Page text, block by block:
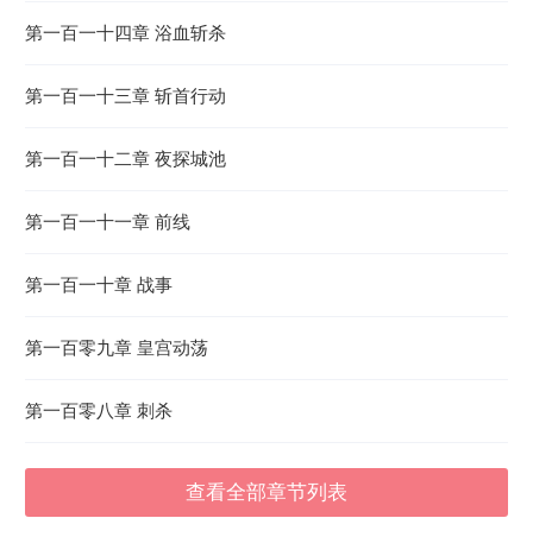
第一百一十四章 浴血斩杀
第一百一十三章 斩首行动
第一百一十二章 夜探城池
第一百一十一章 前线
第一百一十章 战事
第一百零九章 皇宫动荡
第一百零八章 刺杀
查看全部章节列表